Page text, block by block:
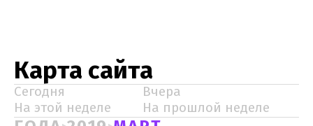
Карта сайта
Сегодня
Вчера
На этой неделе
На прошлой неделе